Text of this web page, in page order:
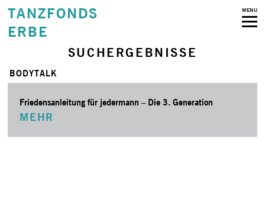
TANZFONDS
ERBE
MENU
SUCHERGEBNISSE
BODYTALK
Friedensanleitung für jedermann – Die 3. Generation
MEHR